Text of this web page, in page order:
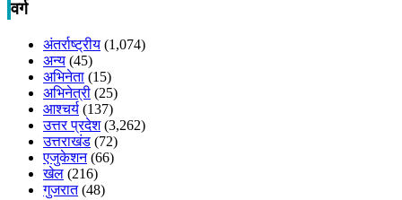
वर्ग
अंतर्राष्ट्रीय (1,074)
अन्य (45)
अभिनेता (15)
अभिनेत्री (25)
आश्चर्य (137)
उत्तर प्रदेश(3,262)
उत्तराखंड (72)
एजुकेशन(66)
खेल (216)
गुजरात(48)